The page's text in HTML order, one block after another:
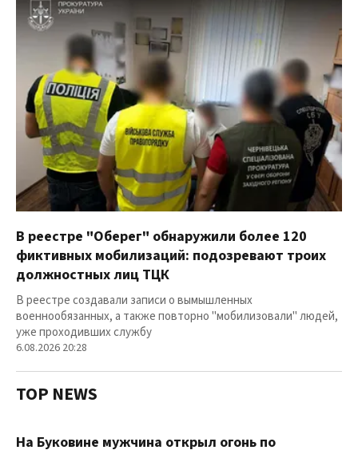
В реестре "Оберег" обнаружили более 120
фиктивных мобилизаций: подозревают троих
должностных лиц ТЦК
В реестре создавали записи о вымышленных
военнообязанных, а также повторно "мобилизовали" людей,
уже проходивших службу
6.08.2026 20:28
TOP NEWS
На Буковине мужчина открыл огонь по